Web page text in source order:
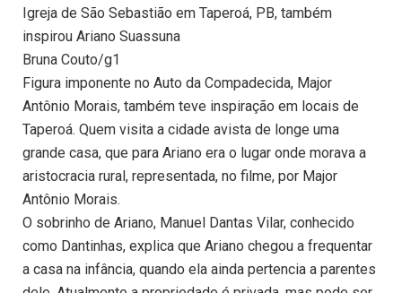
Igreja de São Sebastião em Taperoá, PB, também
inspirou Ariano Suassuna
Bruna Couto/g1
Figura imponente no Auto da Compadecida, Major
Antônio Morais, também teve inspiração em locais de
Taperoá. Quem visita a cidade avista de longe uma
grande casa, que para Ariano era o lugar onde morava a
aristocracia rural, representada, no filme, por Major
Antônio Morais.
O sobrinho de Ariano, Manuel Dantas Vilar, conhecido
como Dantinhas, explica que Ariano chegou a frequentar
a casa na infância, quando ela ainda pertencia a parentes